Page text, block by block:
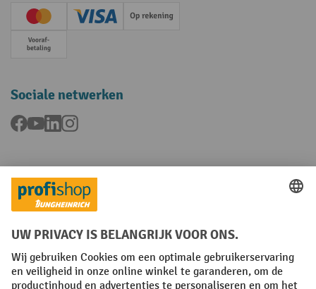
Creditcard (Master)Creditcard (Visa)Op rekening
Vooruitbetaling
Sociale netwerken
Facebook
YouTubeLinkedInInstagram
Talen
FR NL
Algemene verkoopvoorwaarden Copyright